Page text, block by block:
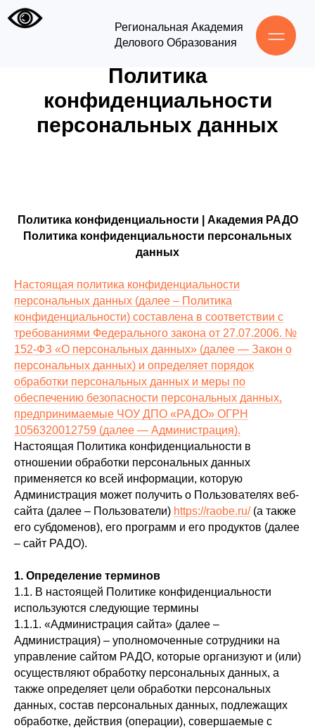
Делового Образования
Политика
конфиденциальности
персональных данных
Политика конфиденциальности | Академия РАДО
Политика конфиденциальности персональных
данных
Настоящая политика конфиденциальности
персональных данных (далее – Политика
конфиденциальности) составлена в соответствии с
требованиями Федерального закона от 27.07.2006. №
152-ФЗ «О персональных данных» (далее — Закон о
персональных данных) и определяет порядок
обработки персональных данных и меры по
обеспечению безопасности персональных данных,
предпринимаемые ЧОУ ДПО «РАДО» ОГРН
1056320012759 (далее — Администрация).
Настоящая Политика конфиденциальности в
отношении обработки персональных данных
применяется ко всей информации, которую
Администрация может получить о Пользователях веб-
сайта (далее – Пользователи) https://raobe.ru/(а также
его субдоменов), его программ и его продуктов (далее
– сайт РАДО).
1. Определение терминов
1.1. В настоящей Политике конфиденциальности
используются следующие термины
1.1.1. «Администрация сайта» (далее –
Администрация) – уполномоченные сотрудники на
управление сайтом РАДО, которые организуют и (или)
осуществляют обработку персональных данных, а
также определяет цели обработки персональных
данных, состав персональных данных, подлежащих
обработке, действия (операции), совершаемые с